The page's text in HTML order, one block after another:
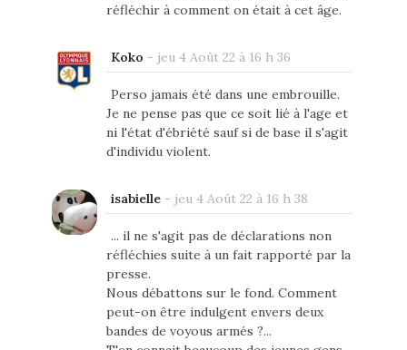
réfléchir à comment on était à cet âge.
Koko - jeu 4 Août 22 à 16 h 36
Perso jamais été dans une embrouille.
Je ne pense pas que ce soit lié à l'age et
ni l'état d'ébriété sauf si de base il s'agit
d'individu violent.
isabielle- jeu 4 Août 22 à 16 h 38
... il ne s'agit pas de déclarations non
réfléchies suite à un fait rapporté par la
presse.
Nous débattons sur le fond. Comment
peut-on être indulgent envers deux
bandes de voyous armés ?...